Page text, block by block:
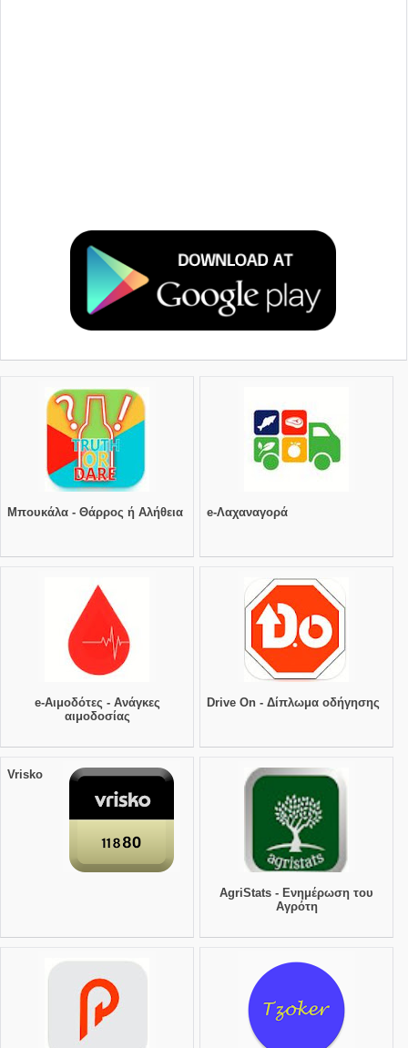
Μπουκάλα - Θάρρος ή Αλήθεια e-Λαχαναγορά
e-Αιμοδότες - Ανάγκες
αιμοδοσίας
Drive On - Δίπλωμα οδήγησης
Vrisko
AgriStats - Ενημέρωση του
Αγρότη